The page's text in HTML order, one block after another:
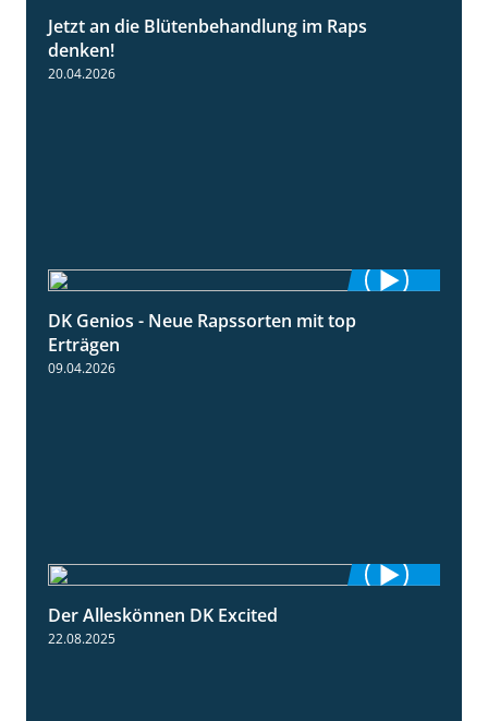
Jetzt an die Blütenbehandlung im Raps
denken!
20.04.2026
DK Genios - Neue Rapssorten mit top
Erträgen
09.04.2026
Der Alleskönnen DK Excited
22.08.2025